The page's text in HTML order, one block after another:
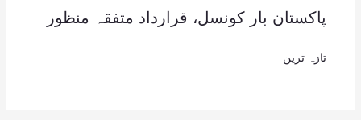
پاکستان بار کونسل، قرارداد متفقہ منظور
تازہ ترین